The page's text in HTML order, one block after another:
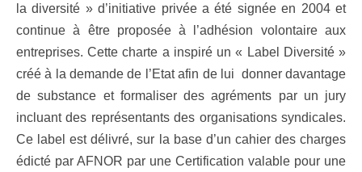
la diversité » d’initiative privée a été signée en 2004 et
continue à être proposée à l’adhésion volontaire aux
entreprises. Cette charte a inspiré un « Label Diversité »
créé à la demande de l’Etat afin de lui donner davantage
de substance et formaliser des agréments par un jury
incluant des représentants des organisations syndicales.
Ce label est délivré, sur la base d’un cahier des charges
édicté par AFNOR par une Certification valable pour une